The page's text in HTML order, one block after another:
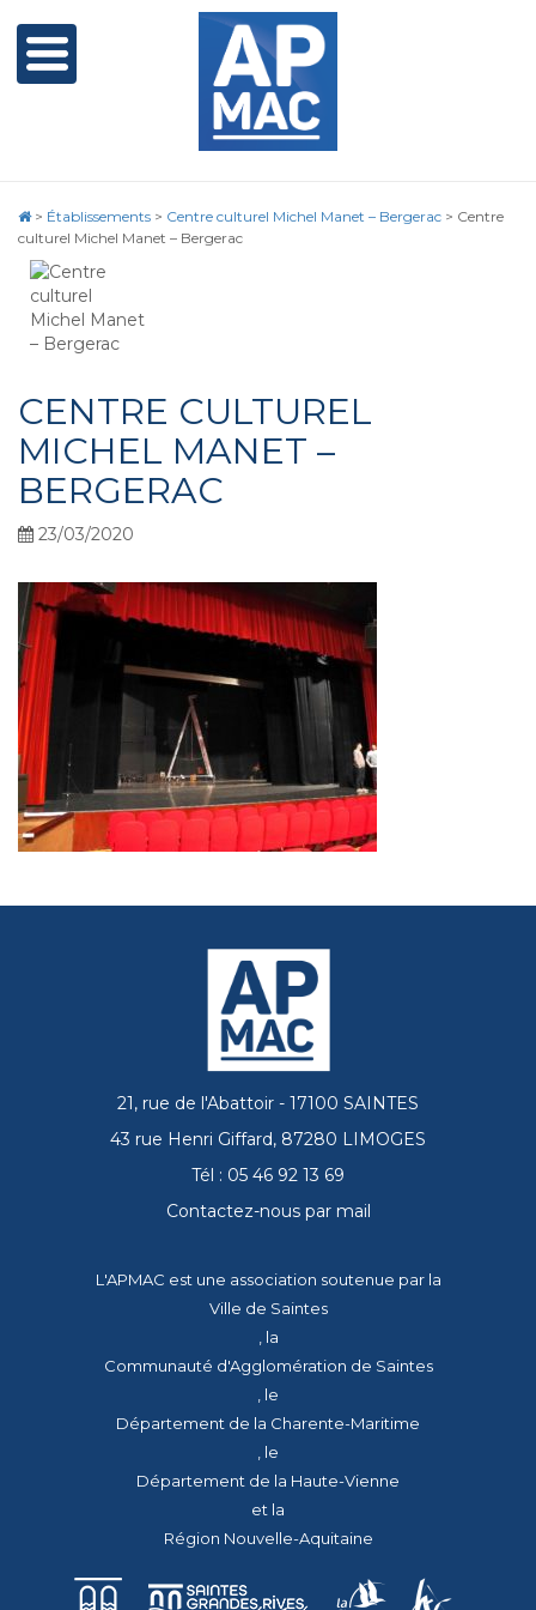
> Établissements > Centre culturel Michel Manet – Bergerac > Centre
culturel Michel Manet – Bergerac
CENTRE CULTUREL
MICHEL MANET –
BERGERAC
23/03/2020
21, rue de l'Abattoir - 17100 SAINTES
43 rue Henri Giffard, 87280 LIMOGES
Tél : 05 46 92 13 69
Contactez-nous par mail
L'APMAC est une association soutenue par la
Ville de Saintes
, la
Communauté d'Agglomération de Saintes
, le
Département de la Charente-Maritime
, le
Département de la Haute-Vienne
et la
Région Nouvelle-Aquitaine